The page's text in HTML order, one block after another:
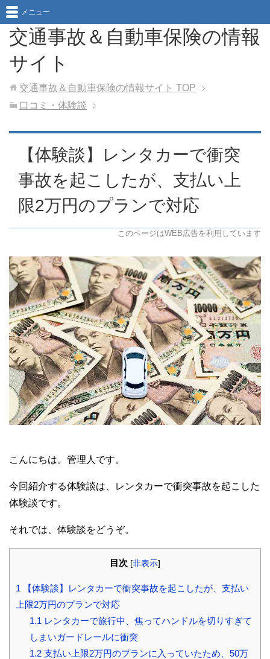
交通事故＆自動車保険の情報
サイト
メニュー
交通事故＆自動車保険の情報サイト TOP
口コミ・体験談
【体験談】レンタカーで衝突
事故を起こしたが、支払い上
限2万円のプランで対応
このページはWEB広告を利用しています
こんにちは。管理人です。
今回紹介する体験談は、レンタカーで衝突事故を起こした
体験談です。
それでは、体験談をどうぞ。
目次 [非表示]
1 【体験談】レンタカーで衝突事故を起こしたが、支払い
上限2万円のプランで対応
1.1 レンタカーで旅行中、焦ってハンドルを切りすぎて
しまいガードレールに衝突
1.2支払い上限2万円のプランに入っていたため、50万